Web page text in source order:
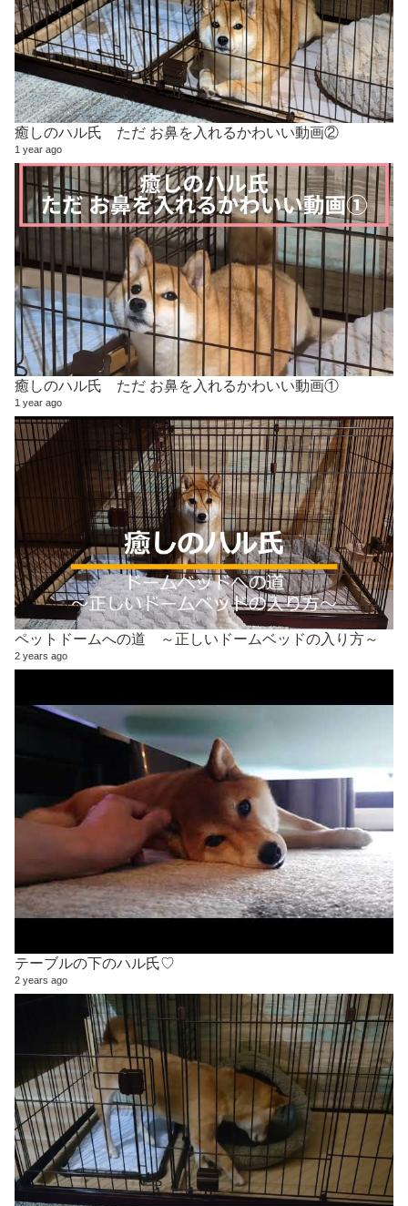
癒しのハル氏 ただ お鼻を入れるかわいい動画②
1 year ago
癒しのハル氏 ただ お鼻を入れるかわいい動画①
1 year ago
ペットドームへの道 ～正しいドームベッドの入り方～
2 years ago
テーブルの下のハル氏♡
2 years ago